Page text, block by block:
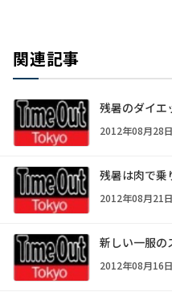
関連記事
残暑のダイエ
2012年08月28
残暑は肉で乗
2012年08月21
新しい一服の
2012年08月16